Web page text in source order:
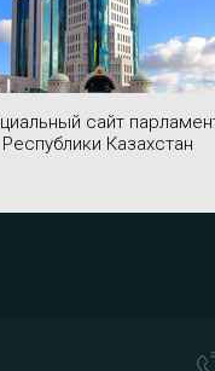
сайт
Республики Казахстан